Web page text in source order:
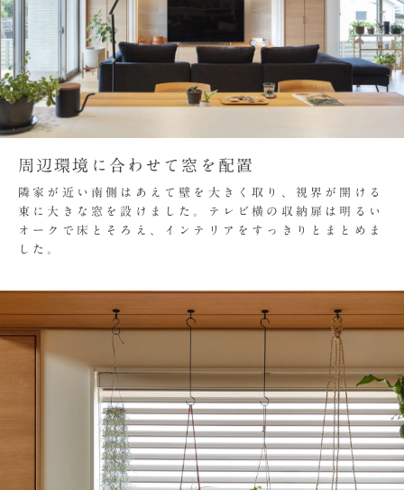
周辺環境に合わせて窓を配置
隣家が近い南側はあえて壁を大きく取り、視界が開ける
東に大きな窓を設けました。テレビ横の収納扉は明るい
オークで床とそろえ、インテリアをすっきりとまとめま
した。